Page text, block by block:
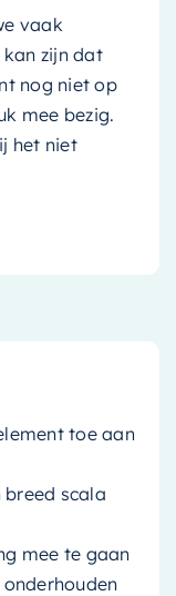
vaak
kan zijn dat
nog niet op
mee bezig.
het niet
toe aan
scala
mee te gaan